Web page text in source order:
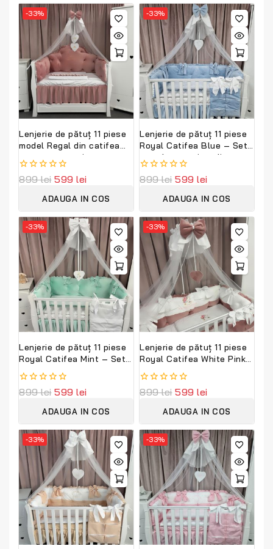
-33%
Lenjerie de pătuț 11 piese
model Regal din catifea
roz – set premium
personalizabil
PeppiBambini
0
899lei 599 lei
ADAUGA IN COS
-33%
Lenjerie de pătuț 11 piese
Royal Catifea Blue – Set
complet premium din
catifea moale și bumbac
natural, personalizabil cu
0
899lei 599 lei
ADAUGA IN COS
-33%
Lenjerie de pătuț 11 piese
Royal Catifea Mint – Set
complet premium din
catifea moale și bumbac
natural, personalizabil cu
0
899lei 599 lei
ADAUGA IN COS
-33%
Lenjerie de pătuț 11 piese
Royal Catifea White Pink
din bumbac și catifea
moale – Set complet
personalizabil
0
899lei 599 lei
ADAUGA IN COS
-33% -33%